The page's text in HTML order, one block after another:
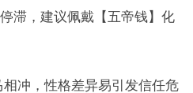
滞，建议佩戴【五帝钱】化
冲，性格差异易引发信任危